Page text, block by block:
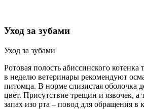
Уход за зубами
Уход за зубами
Ротовая полость абиссинского котенка
в неделю ветеринары рекомендуют
питомца. В норме слизистая оболочка
цвет. Присутствие трещин и язвочек, а
запах изо рта – повод для обращения в